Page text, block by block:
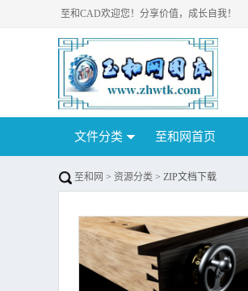
至和CAD欢迎您！分享价值，成长自我！
文件分类 至和网首页
至和网 > 资源分类 > ZIP文档下载